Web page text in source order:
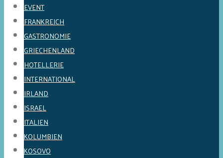
EVENT
FRANKREICH
GASTRONOMIE
GRIECHENLAND
HOTELLERIE
INTERNATIONAL
IRLAND
ISRAEL
ITALIEN
KOLUMBIEN
KOSOVO